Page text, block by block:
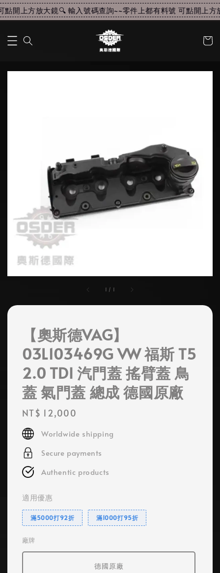
開上方放大鏡🔍 輸入號碼查詢~~零件上都有料號 可點開上方
1 / 1
【奧斯德VAG】
03L103469G VW 福斯 T5
2.0 TDI 汽門蓋 搖臂蓋 鳥
蓋 氣門蓋 總成 德國原廠
Regular
price
NT$ 12,000
Worldwide shipping
Secure payments
Authentic products
適用優惠
滿5000打92折 滿1000打95折
廠牌
德國原廠